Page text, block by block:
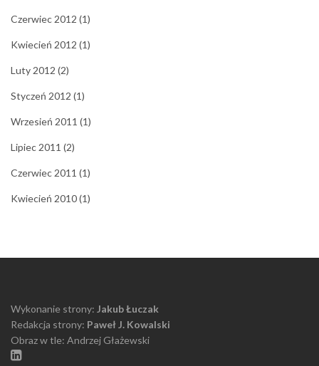
Czerwiec 2012 (1)
Kwiecień 2012 (1)
Luty 2012 (2)
Styczeń 2012 (1)
Wrzesień 2011 (1)
Lipiec 2011 (2)
Czerwiec 2011 (1)
Kwiecień 2010(1)
Wykonanie strony: Jakub Łuczak
Redakcja strony: Paweł J. Kowalski
Obraz w tle: Andrzej Głażewski